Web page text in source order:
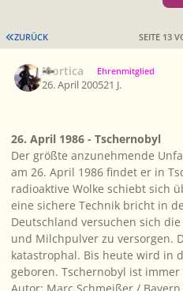
ERSTE SEITE
ZURÜCK SEITE 13
Mortica Ehrenmitglied
26. April 200521 J.
26. April 1986 - Tschernobyl
Der größte anzunehmende
am 26. April 1986 findet er in
radioaktive Wolke schiebt sich
eine sichere Technik bricht in
Deutschland versuchen sich
und Milchpulver zu versorgen.
katastrophal. Bis heute wird in
geboren. Tschernobyl ist immer